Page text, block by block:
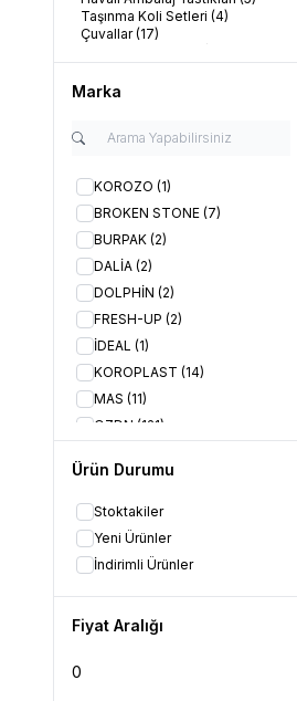
Taşınma Koli Setleri (4)
Çuvallar(17)
Bağlama Çemberleri(10)
Marka
KOROZO (1)
BROKEN STONE (7)
BURPAK (2)
DALİA (2)
DOLPHİN (2)
FRESH-UP (2)
İDEAL (1)
KOROPLAST (14)
MAS (11)
OZDN (121)
SERA(5)
TEKO (3)
VEGE(7)
Ürün Durumu
Stoktakiler
Yeni Ürünler
İndirimli Ürünler
Fiyat Aralığı